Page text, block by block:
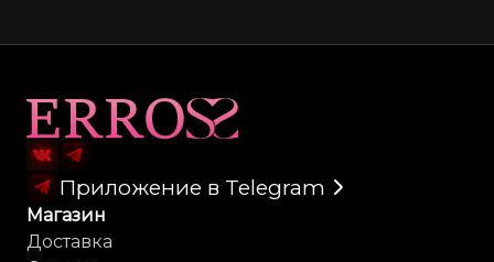
Приложение в Telegram
Магазин
Доставка
Карта сайта